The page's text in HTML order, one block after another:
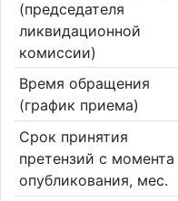
(председателя
ликвидационной
комиссии)
Время обращения
(график приема)
Срок принятия
претензий с момента
опубликования, мес.